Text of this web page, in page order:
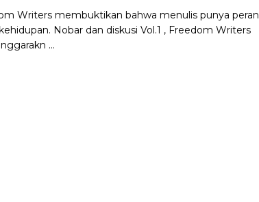
Writers membuktikan bahwa menulis punya peran
Nobar dan diskusi Vol.1 , Freedom Writers
...